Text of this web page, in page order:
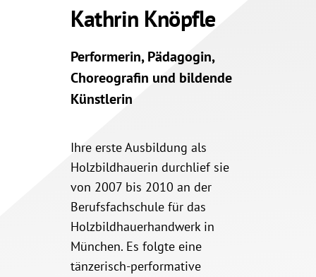
Kathrin Knöpfle
Performerin, Pädagogin,
Choreografin und bildende
Künstlerin
Ihre erste Ausbildung als
Holzbildhauerin durchlief sie
von 2007 bis 2010 an der
Berufsfachschule für das
Holzbildhauerhandwerk in
München. Es folgte eine
tänzerisch-performative